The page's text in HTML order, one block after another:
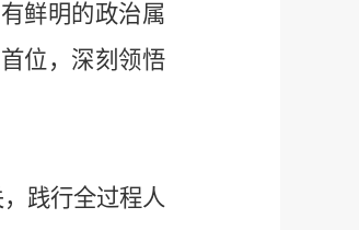
鲜明的政治属
位，深刻领悟
践行全过程人